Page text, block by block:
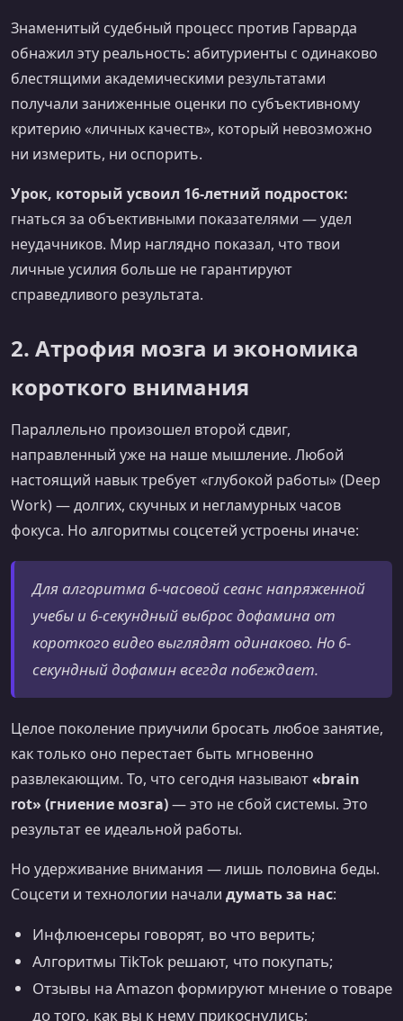
Знаменитый судебный процесс против Гарварда
обнажил эту реальность: абитуриенты с одинаково
блестящими академическими результатами
получали заниженные оценки по субъективному
критерию «личных качеств», который невозможно
ни измерить, ни оспорить.
Урок, который усвоил 16-летний подросток:
гнаться за объективными показателями — удел
неудачников. Мир наглядно показал, что твои
личные усилия больше не гарантируют
справедливого результата.
2. Атрофия мозга и экономика
короткого внимания
Параллельно произошел второй сдвиг,
направленный уже на наше мышление. Любой
настоящий навык требует «глубокой работы» (Deep
Work) — долгих, скучных и негламурных часов
фокуса. Но алгоритмы соцсетей устроены иначе:
Для алгоритма 6-часовой сеанс напряженной
учебы и 6-секундный выброс дофамина от
короткого видео выглядят одинаково. Но 6-
секундный дофамин всегда побеждает.
Целое поколение приучили бросать любое занятие,
как только оно перестает быть мгновенно
развлекающим. То, что сегодня называют«brain
rot» (гниение мозга)— это не сбой системы. Это
результат ее идеальной работы.
Но удерживание внимания — лишь половина беды.
Соцсети и технологии начали думать за нас:
Инфлюенсеры говорят, во что верить;
Алгоритмы TikTok решают, что покупать;
Отзывы на Amazon формируют мнение о товаре
до того, как вы к нему прикоснулись;